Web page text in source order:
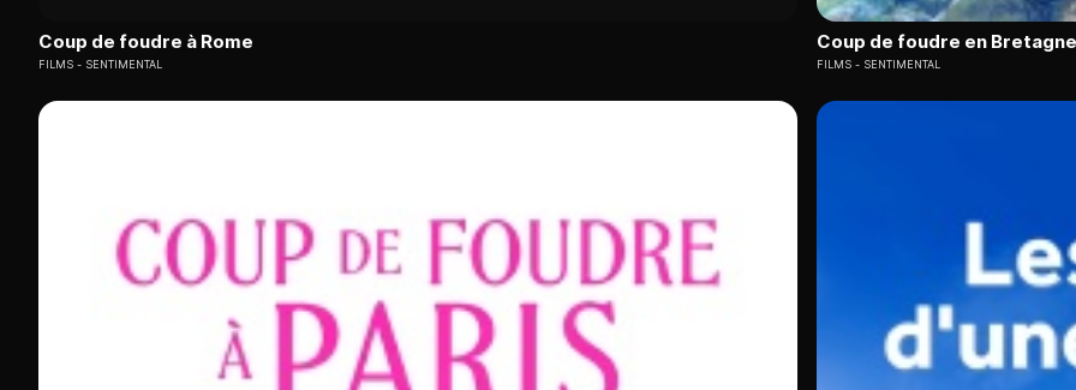
Coup de foudre à Rome
FILMS SENTIMENTAL
Coup de foudre en Bretagne
FILMS SENTIMENTAL